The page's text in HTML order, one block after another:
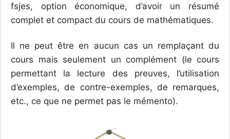
fsjes, option économique, d’avoir un résumé
complet et compact du cours de mathématiques.
Il ne peut être en aucun cas un remplaçant du
cours mais seulement un complément (le cours
permettant la lecture des preuves, l’utilisation
d’exemples, de contre-exemples, de remarques,
etc., ce que ne permet pas le mémento).